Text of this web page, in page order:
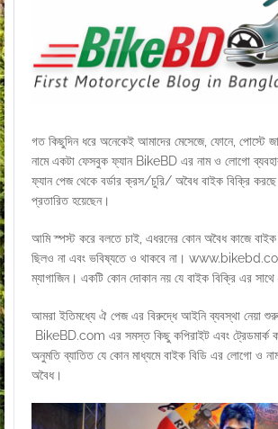
গত কিছুদিন ধরে অনেকেই আমাদের মেসেজে, ফোনে, পোস্টে
নামে একটা ফেসবুক ফ্যান BikeBD এর নাম ও লোগো
ফ্যান পেজ থেকে বর্ডার ক্রস/চুরি/ অবৈধ বাইক বিক্রি
প্রতারিত হয়েছেন।
আমি স্পস্ট করে বলতে চাই, এধরনের কোন অবৈধ কাজে
ছিলও না এবং ভবিষ্যতে ও থাকবে না।
ম্যাগাজিন। একটি কোন দোকান নয় যে বাইক বিক্রি এর
আমরা ইতিমধ্যে ঐ পেজ এর বিরুদ্ধে আইনি ব্যবস্থা নেয়া
BikeBD.com এর সমস্ত কিছু কপিরাইট এবং ট্রেডমার্ক
অনুমতি ব্যাতিত যে কোন মাধ্যমে বাইক বিডি এর লোগো ও নাম
অবৈধ।